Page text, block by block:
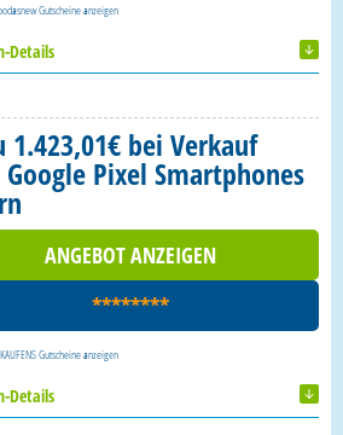
Gutscheineanzeigen
Details
1.423,01€ bei Verkauf
Pixel Smartphones
ANGEBOT ANZEIGEN
********
Gutscheineanzeigen
Details